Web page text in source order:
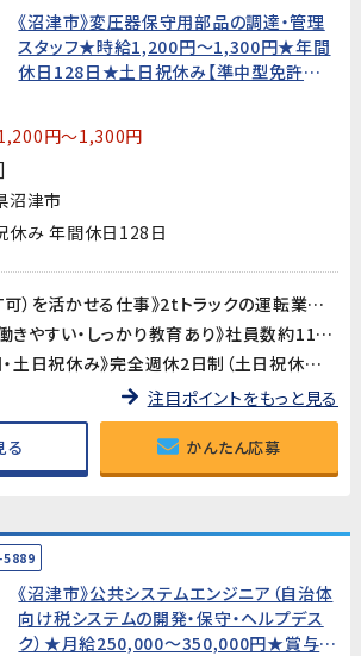
《沼津市》変圧器保守用部品の調達・管理
スタッフ★時給1,200円〜1,300円★年間
休日128日★土日祝休み【準中型免許必
円～1,300円
沼津市
休み 年間休日128日
《準中型免許（AT可）を活かせる仕事》2tトラックの運転業務があるため、準中型免許が必須です。運転スキルを活かしながら、部品の調達・管理・出荷までを担う幅広い業務に携われます。
《アットホームで働きやすい・しっかり教育あり》社員数約110名の落ち着いた規模の製造会社です。業務の引き継ぎ・教育制度がしっかり整っており、製造業未経験の方も安心してスタートできます。
《年間休日128日・土日祝休み》完全週休2日制（土日祝休み）で、GW・夏季・年末年始の大型連休も充実。プライベートとのバランスが取りやすい環境です。
注目ポイントをもっと見る
る かんたん応募
5889
《沼津市》公共システムエンジニア（自治体
向け税システムの開発・保守・ヘルプデス
ク）★月給250,000〜350,000円★賞与年